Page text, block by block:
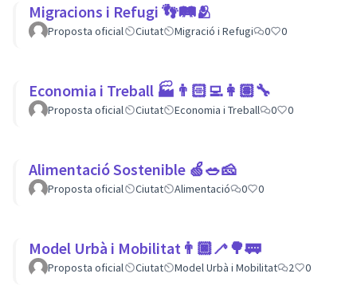
Migracions i Refugi 👣🛤🫂
Proposta oficial Ciutat Migració i Refugi 0 0
Economia i Treball 🏭👨🏻‍💻👩🏽‍🔧
Proposta oficial Ciutat Economia i Treball 0 0
Alimentació Sostenible 🍏🥗🧀
Proposta oficial Ciutat Alimentació 0 0
Model Urbà i Mobilitat👨🏿‍🦯🌳🚃
Proposta oficial Ciutat Model Urbà i Mobilitat 2 0